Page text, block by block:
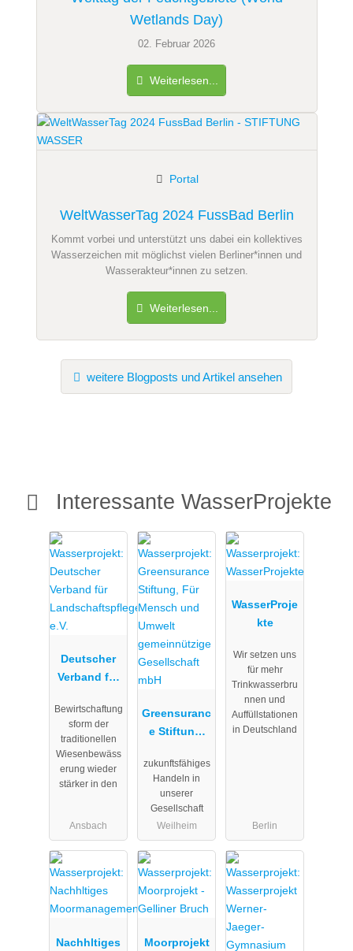
Wetlands Day)
02. Februar 2026
Weiterlesen...
WeltWasserTag 2024 FussBad Berlin
Portal
Kommt vorbei und unterstützt uns dabei ein kollektives
Wasserzeichen mit möglichst vielen Berliner*innen und
Wasserakteur*innen zu setzen.
Weiterlesen...
weitere Blogposts und Artikel ansehen
Interessante WasserProjekte
Deutscher
Verband für
pflege e.V.
Bewirtschaftung
sform der
traditionellen
Wiesenbewäss
erung wieder
stärker in den
Ansbach
Greensuranc
e Stiftung,
und Umwelt
gemeinnützi
ge
Gesellschaft
mbH
zukunftsfähiges
Handeln in
unserer
Gesellschaft
Weilheim
WasserProje
kte
Wir setzen uns
für mehr
Trinkwasserbru
nnen und
Auffüllstationen
in Deutschland
Berlin
Nachhltiges
Moorprojekt